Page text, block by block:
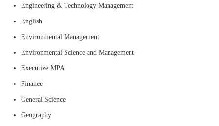
Engineering & Technology Management
English
Environmental Management
Environmental Science and Management
Executive MPA
Finance
General Science
Geography